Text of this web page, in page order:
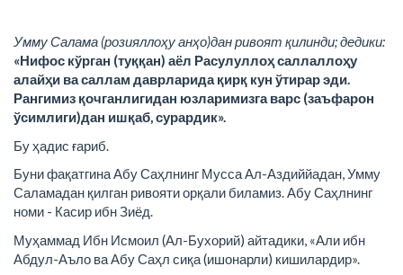
Умму Салама (розияллоҳу анҳо)дан ривоят қилинди; дедики:
«Нифос кўрган (туққан) аёл Расулуллоҳ саллаллоҳу
алайҳи ва саллам даврларида қирқ кун ўтирар эди.
Рангимиз қочганлигидан юзларимизга варс (заъфарон
ўсимлиги)дан ишқаб, сурардик».
Бу ҳадис ғариб.
Буни фақатгина Абу Саҳлнинг Мусса Ал-Аздиййадан, Умму
Саламадан қилган ривояти орқали биламиз. Абу Саҳлнинг
номи - Касир ибн Зиёд.
Муҳаммад Ибн Исмоил (Ал-Бухорий) айтадики, «Али ибн
Абдул-Аъло ва Абу Саҳл сиқа (ишонарли) кишилардир».